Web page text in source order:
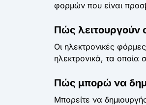
φορμών που είναι
Πώς λειτουργούν
Οι ηλεκτρονικές
ηλεκτρονικά, τα οποία
Πώς μπορώ να
Μπορείτε να